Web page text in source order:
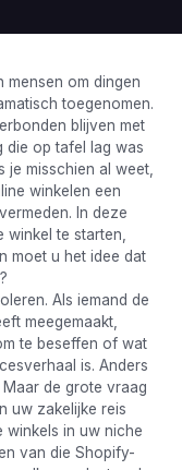
mensen om dingen
toegenomen.
blijven met
die op tafel lag was
misschien al weet,
winkelen een
In deze
te starten,
moet u het idee dat
Als iemand de
meegemaakt,
te beseffen of wat
is. Anders
de grote vraag
uw zakelijke reis
winkels in uw niche
van die Shopify-